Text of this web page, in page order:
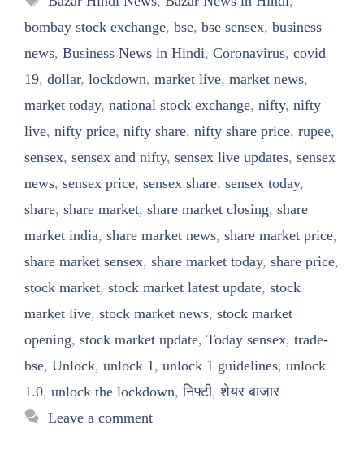
bombay stock exchange, bse, bse sensex, business
news, Business News in Hindi, Coronavirus, covid
19, dollar, lockdown, market live, market news,
market today, national stock exchange, nifty, nifty
live, nifty price, nifty share, nifty share price, rupee,
sensex, sensex and nifty, sensex live updates, sensex
news, sensex price, sensex share, sensex today,
share, share market, share market closing, share
market india, share market news, share market price,
share market sensex, share market today, share price,
stock market, stock market latest update, stock
market live, stock market news, stock market
opening, stock market update, Today sensex, trade-
bse, Unlock, unlock 1 , unlock 1 guidelines, unlock
1.0, unlock the lockdown,निफ्टी,शेयर बाजार
Leave a comment